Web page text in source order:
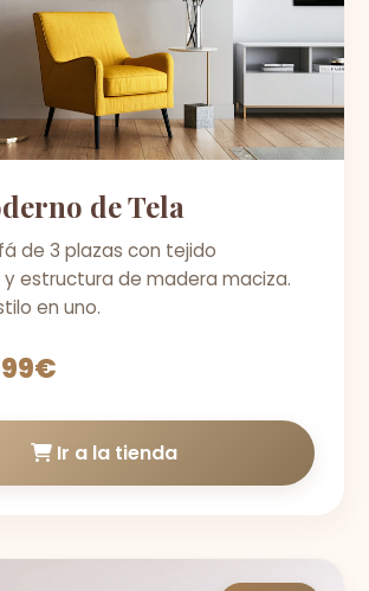
de Tela
de 3 plazas con tejido
estructura de madera maciza.
en uno.
Ir a la tienda